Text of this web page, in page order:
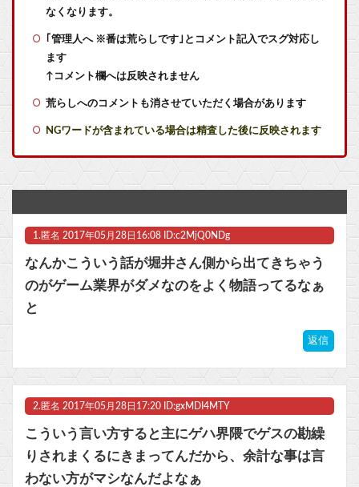
【艦これ】差し入れゴトさん 他
【艦これ】今回のかわいい大賞は決まった
【艦これ】ムラクモウサギ 他
【遊戯王】ヤドカリューで900レス目指すスレ
釘宮理恵の声聞くだけでムクムクするんだが？他
【GジェネE】ケンタウロス形態も耐久なんですか？？？他
【ポケモンGO】リモート交換って 大半が交換レート合わせない奴多くね？
マスク 十兆円を失う‥投資家「アメリカ党？バカかコイツw」
なくなります。
｢管理人へ ※番は荒らしです｣とコメント記入でスグ対応し
ます
↑コメント欄へは反映されません
荒らしへのコメントも消させていただく場合があります
NGワードが含まれている場合は精査した後に反映されます
1. 匿名 2017年05月28日16:08 ID:c2MjQ0NDg
なんかこういう話が堀井さん側から出てきちゃう
のがゲーム業界がダメなのをよく物語ってるなぁ
と
返信
2. 匿名 2017年05月28日17:20 ID:gxMDI4MTY
こういう言い方すると主にゲハ界隈でゲスの勘繰
りされまくるにきまってんだから、余計な事は言
わない方がマシなんだよなぁ